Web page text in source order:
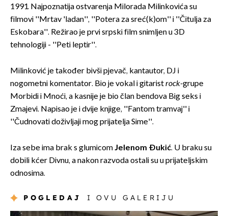
1991. Najpoznatija ostvarenja Milorada Milinkovića su
filmovi ''Mrtav 'ladan'', ''Potera za sreć(k)om'' i ''Čitulja za
Eskobara''. Režirao je prvi srpski film snimljen u 3D
tehnologiji - ''Peti leptir''.
Milinković je također bivši pjevač, kantautor, DJ i
nogometni komentator. Bio je vokal i gitaristrock-grupe
Morbidi i Mnoći, a kasnije je bio član bendova Big seks i
Zmajevi. Napisao je i dvije knjige, ''Fantom tramvaj'' i
''Čudnovati doživljaji mog prijatelja Sime''.
Iza sebe ima brak s glumicomJelenom Đukić. U braku su
dobili kćer Divnu, a nakon razvoda ostali su u prijateljskim
odnosima.
POGLEDAJ I OVU GALERIJU